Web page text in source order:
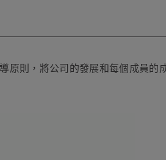
原則，將公司的發展和每個成員的